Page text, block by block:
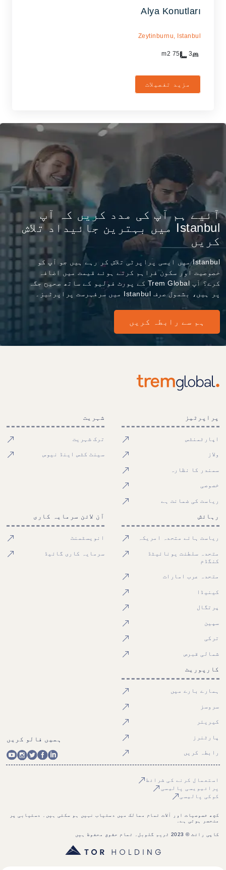
Alya Konutları
Zeytinburnu, Istanbul
3
75
مزید تفصیلات
آئیے ہم آپ کی مدد کریں کہ آپ
Istanbul میں بہترین جائیداد تلاش
کریں
Istanbul میں ایسی پراپرٹی تلاش کر رہے ہیں جو آپ کو
خصوصیت اور سکون فراہم کرتے ہوئے قیمت میں اضافہ
کرے؟ آپ Trem Global کے پورٹ فولیو کے ساتھ صحیح جگہ
پر ہیں، بشمول صرف Istanbul میں سرفہرست پراپرٹیز۔
ہم سے رابطہ کریں
پراپرٹیز
اپارٹمنٹس
ولاز
سمندر کا نظارہ
خصوصی
ریاست کی ضمانت ہے
شہریت
ترک شہریت
سینٹ کٹس اینڈ نیوس
رہائش
ریاست ہائے متحدہ امریکہ
متحدہ سلطنت یونائیٹڈ
کنگڈم
متحدہ عرب امارات
کینیڈا
پرتگال
سپین
ترکی
شمالی قبرص
آن لائن سرمایہ کاری
انویسٹمنٹ
سرمایہ کاری گائیڈ
کارپوریٹ
ہمارے بارے میں
سروسز
کیریئر
پارٹنرز
رابطہ کریں
ہمیں فالو کریں
استعمال کرنے کی شرائط
پرائیویسی پالیسی
کوکی پالیسی
کچھ خصوصیات اور آلات تمام ممالک میں دستیاب نہیں ہو سکتی ہیں۔ دستیابی پر
منحصر ہوتی ہے۔
کاپی رائٹ © 2023 ٹریم گلوبل۔ تمام حقوق محفوظ ہیں